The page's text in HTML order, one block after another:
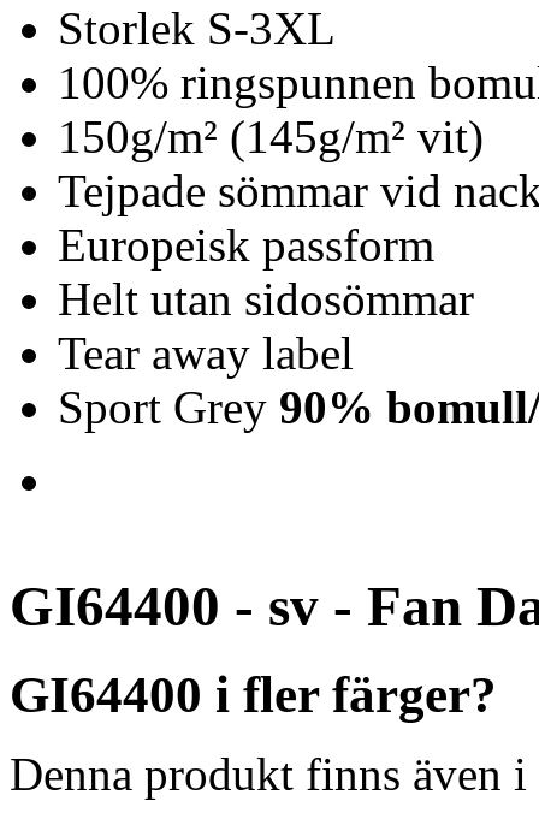
Storlek S-3XL
100% ringspunnen
150g/m² (145g/m² vit)
Tejpade sömmar vid
Europeisk passform
Helt utan sidosömmar
Tear away label
Sport Grey 90%
GI64400 - sv - Fan
GI64400 i fler färger?
Denna produkt finns även